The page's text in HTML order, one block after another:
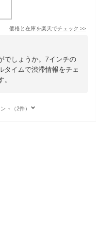
価格と在庫を楽天でチェック >>
でしょうか。7インチの
タイムで渋滞情報をチェ
ト（2件）